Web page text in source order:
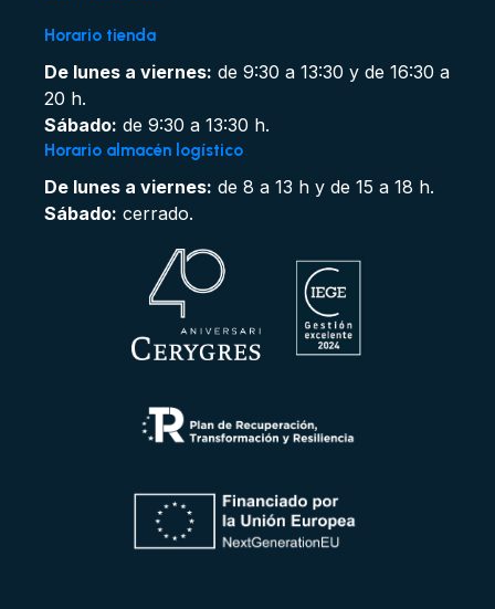
Horario tienda
De lunes a viernes: de 9:30 a 13:30 y de 16:30 a
20 h.
Sábado: de 9:30 a 13:30 h.
Horario almacén logístico
De lunes a viernes: de 8 a 13 h y de 15 a 18 h.
Sábado: cerrado.